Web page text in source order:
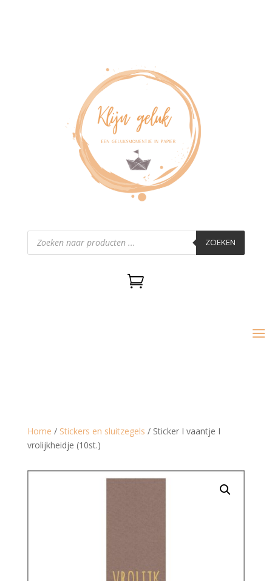
Producten
zoeken ZOEKEN

Home / Stickers en sluitzegels / Sticker I vaantje I
vrolijkheidje (10st.)